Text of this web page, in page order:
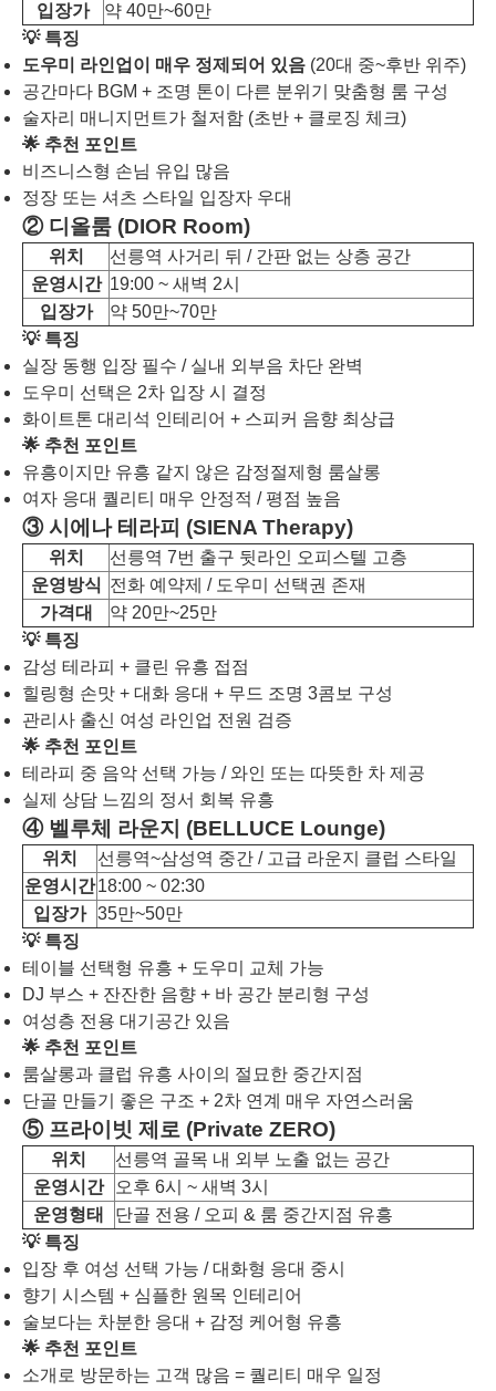
입장가
약 40만~60만
💡 특징
도우미 라인업이 매우 정제되어 있음 (20대 중~후반 위주)
공간마다 BGM + 조명 톤이 다른 분위기 맞춤형 룸 구성
술자리 매니지먼트가 철저함 (초반 + 클로징 체크)
🌟 추천 포인트
비즈니스형 손님 유입 많음
정장 또는 셔츠 스타일 입장자 우대
② 디올룸 (DIOR Room)
위치
선릉역 사거리 뒤 / 간판 없는 상층 공간
운영시간 19:00 ~ 새벽 2시
입장가
약 50만~70만
💡 특징
실장 동행 입장 필수 / 실내 외부음 차단 완벽
도우미 선택은 2차 입장 시 결정
화이트톤 대리석 인테리어 + 스피커 음향 최상급
🌟 추천 포인트
유흥이지만 유흥 같지 않은 감정절제형 룸살롱
여자 응대 퀄리티 매우 안정적 / 평점 높음
③ 시에나 테라피 (SIENA Therapy)
위치
선릉역 7번 출구 뒷라인 오피스텔 고층
운영방식 전화 예약제 / 도우미 선택권 존재
가격대
약 20만~25만
💡 특징
감성 테라피 + 클린 유흥 접점
힐링형 손맛 + 대화 응대 + 무드 조명 3콤보 구성
관리사 출신 여성 라인업 전원 검증
🌟 추천 포인트
테라피 중 음악 선택 가능 / 와인 또는 따뜻한 차 제공
실제 상담 느낌의 정서 회복 유흥
④ 벨루체 라운지 (BELLUCE Lounge)
위치
선릉역~삼성역 중간 / 고급 라운지 클럽 스타일
운영시간18:00 ~ 02:30
입장가 35만~50만
💡 특징
테이블 선택형 유흥 + 도우미 교체 가능
DJ 부스 + 잔잔한 음향 + 바 공간 분리형 구성
여성층 전용 대기공간 있음
🌟 추천 포인트
룸살롱과 클럽 유흥 사이의 절묘한 중간지점
단골 만들기 좋은 구조 + 2차 연계 매우 자연스러움
⑤ 프라이빗 제로 (Private ZERO)
위치
선릉역 골목 내 외부 노출 없는 공간
운영시간
오후 6시 ~ 새벽 3시
운영형태
단골 전용 / 오피 & 룸 중간지점 유흥
💡 특징
입장 후 여성 선택 가능 / 대화형 응대 중시
향기 시스템 + 심플한 원목 인테리어
술보다는 차분한 응대 + 감정 케어형 유흥
🌟 추천 포인트
소개로 방문하는 고객 많음 = 퀄리티 매우 일정